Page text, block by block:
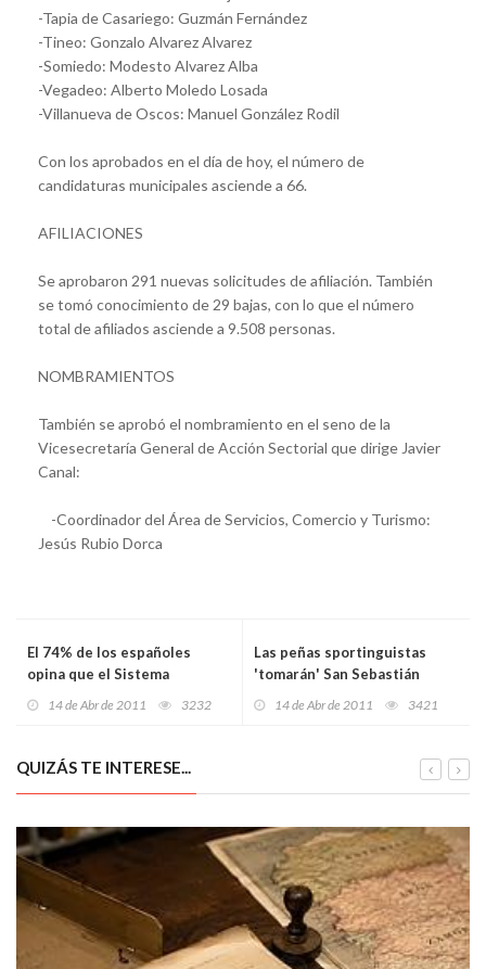
-Tapia de Casariego: Guzmán Fernández
-Tineo: Gonzalo Alvarez Alvarez
-Somiedo: Modesto Alvarez Alba
-Vegadeo: Alberto Moledo Losada
-Villanueva de Oscos: Manuel González Rodil
Con los aprobados en el día de hoy, el número de
candidaturas municipales asciende a 66.
AFILIACIONES
Se aprobaron 291 nuevas solicitudes de afiliación. También
se tomó conocimiento de 29 bajas, con lo que el número
total de afiliados asciende a 9.508 personas.
NOMBRAMIENTOS
También se aprobó el nombramiento en el seno de la
Vicesecretaría General de Acción Sectorial que dirige Javier
Canal:
-Coordinador del Área de Servicios, Comercio y Turismo:
Jesús Rubio Dorca
El 74% de los españoles
opina que el Sistema
14 de Abr de 2011 3232
Las peñas sportinguistas
'tomarán' San Sebastián
14 de Abr de 2011 3421
QUIZÁS TE INTERESE...